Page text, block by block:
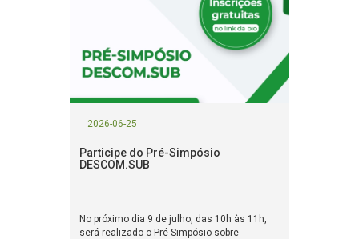
2026-06-25
Participe do Pré-Simpósio
DESCOM.SUB
No próximo dia 9 de julho, das 10h às 11h,
será realizado o Pré-Simpósio sobre